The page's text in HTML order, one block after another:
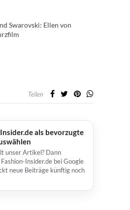
Swarovski: Ellen von
Teilen
als bevorzugte
unser Artikel? Dann
Insider.de bei Google
neue Beiträge künftig noch